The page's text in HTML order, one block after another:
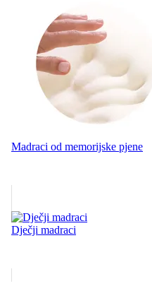
Madraci od memorijske pjene
Dječji madraci